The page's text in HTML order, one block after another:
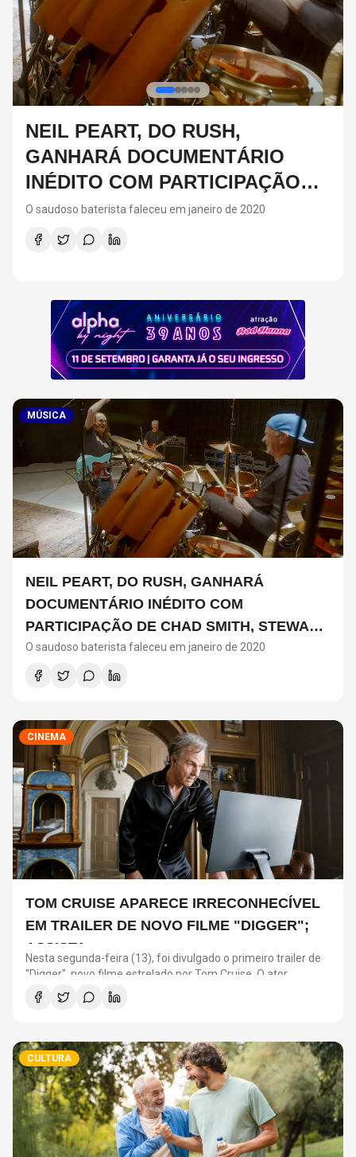
DIA DOS PAIS: IDEIAS DE
PRESENTES CRIATIVOS PARA
SURPREENDER NA DATA
Para fugir dos presentes tradicionais no Dia dos Pais, a
vinis, cursos de gastronomia, assinaturas de café, ingressos
MÚSICA
NEIL PEART, DO RUSH, GANHARÁ
DOCUMENTÁRIO INÉDITO COM
PARTICIPAÇÃO DE CHAD SMITH, STEWART
COPELAND E DANNY CAREY
O saudoso baterista faleceu em janeiro de 2020
CINEMA
TOM CRUISE APARECE IRRECONHECÍVEL
EM TRAILER DE NOVO FILME "DIGGER";
ASSISTA
Nesta segunda-feira (13), foi divulgado o primeiro trailer de
"Digger", novo filme estrelado por Tom Cruise. O ator
interpreta o personagem que dá nome à produção, dirigida
por Alejandro González Iñárritu – conhecido por “O
CULTURA